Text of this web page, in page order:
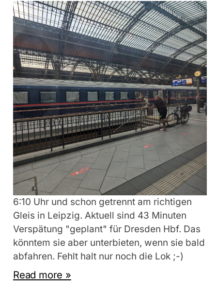
6:10 Uhr und schon getrennt am richtigen
Gleis in Leipzig. Aktuell sind 43 Minuten
Verspätung "geplant" für Dresden Hbf. Das
könntem sie aber unterbieten, wenn sie bald
abfahren. Fehlt halt nur noch die Lok ;-)
Read more »